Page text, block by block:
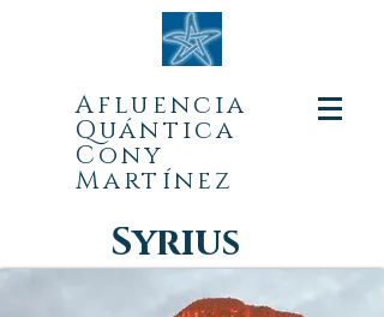
Afluencia
Quántica
Cony
Martínez
Syrius